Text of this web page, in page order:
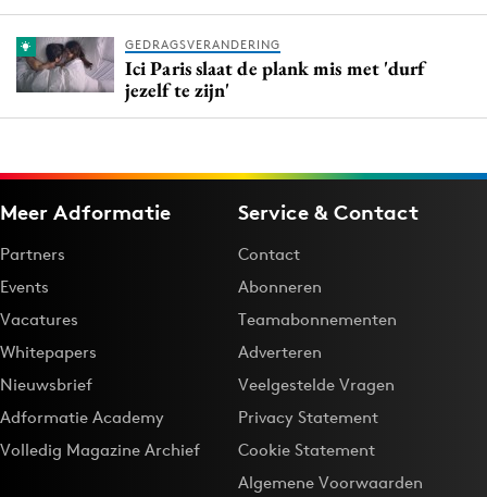
GEDRAGSVERANDERING
Ici Paris slaat de plank mis met 'durf
jezelf te zijn'
Meer Adformatie
Partners
Events
Vacatures
Whitepapers
Nieuwsbrief
Adformatie Academy
Volledig Magazine Archief
Service & Contact
Contact
Abonneren
Teamabonnementen
Adverteren
Veelgestelde Vragen
Privacy Statement
Cookie Statement
Algemene Voorwaarden